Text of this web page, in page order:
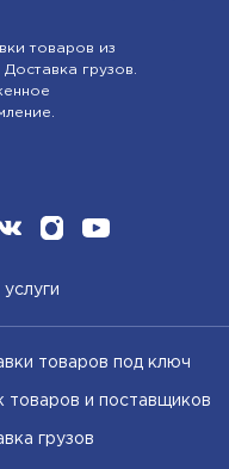
товаров из
Доставка грузов.
товаров под ключ
товаров и поставщиков
грузов